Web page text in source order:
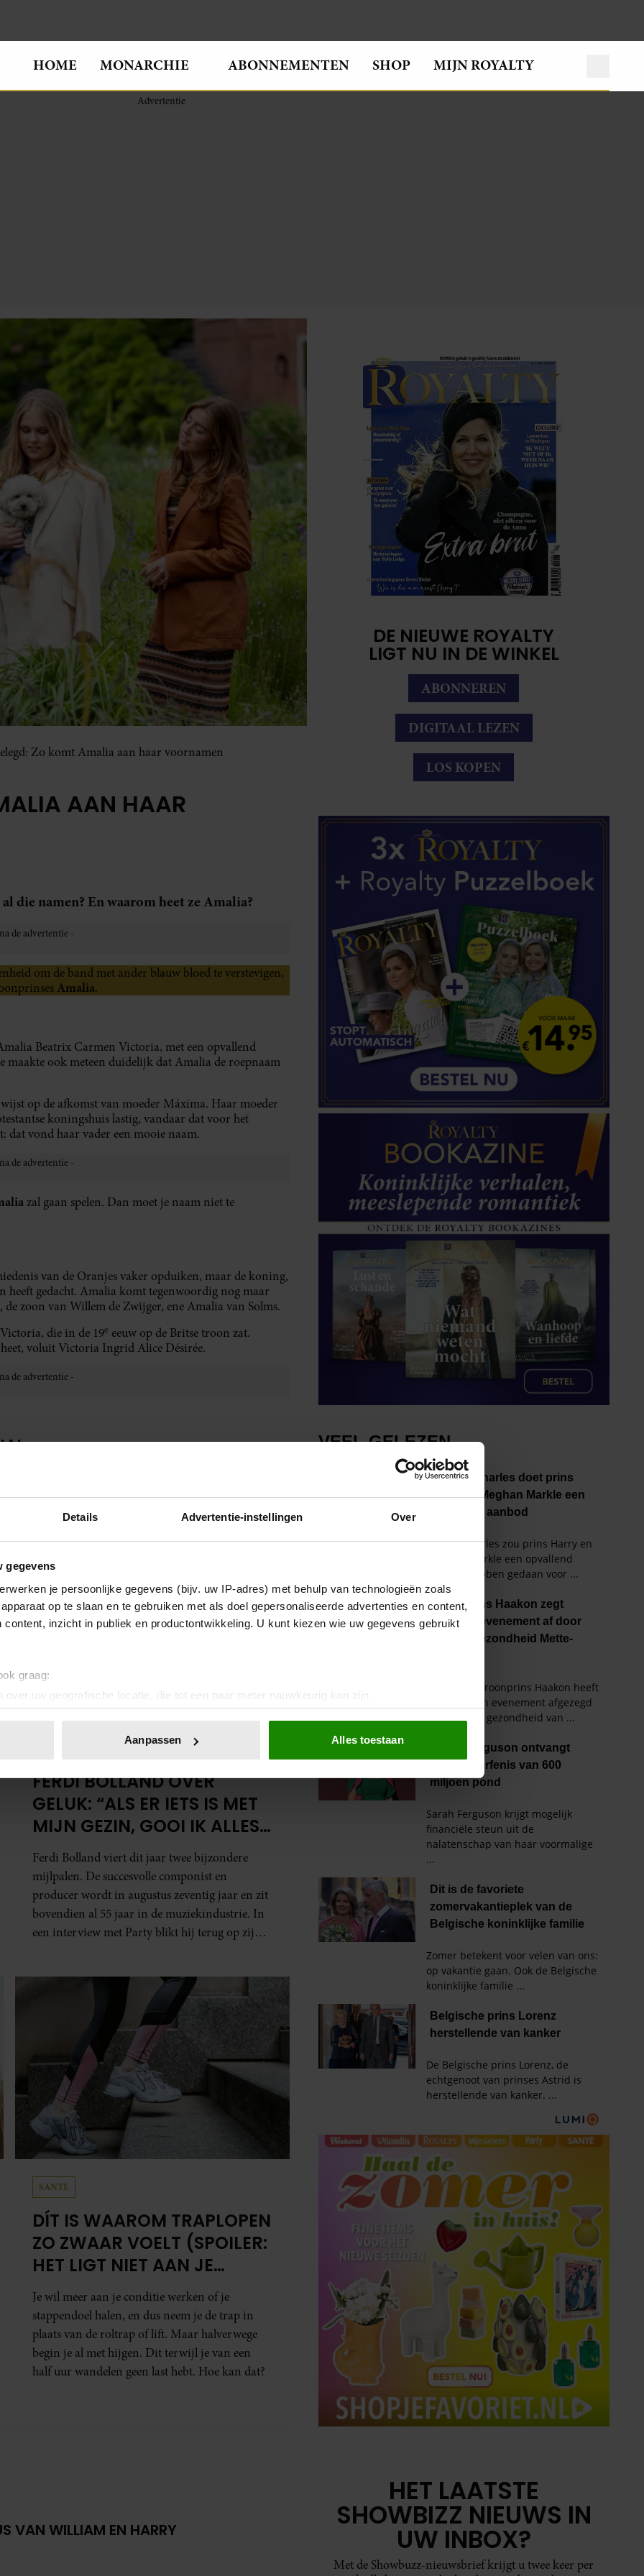
Details Advertentie-instellingen Over
gegevens
je persoonlijke gegevens (bijv. uw IP-adres) met behulp van technologieën zoals
op te slaan en te gebruiken met als doel gepersonaliseerde advertenties en content,
content, inzicht in publiek en productontwikkeling. U kunt kiezen wie uw gegevens gebruikt
graag:
over uw geografische locatie, die tot een paar meter nauwkeurig kan zijn
door het actief te scannen op specifieke eigenschappen (fingerprinting)
of intrekken in de Cookieverklaring.
en advertenties te personaliseren, om functies voor social media te bieden en om ons
Ook delen we informatie over uw gebruik van onze site met onze partners voor social
Deze partners kunnen deze gegevens combineren met andere informatie die u aan ze heeft
op basis van uw gebruik van hun services. U gaat akkoord met onze cookies als u
Aanpassen Alles toestaan
HOME MONARCHIE ABONNEMENTEN SHOP MIJN ROYALTY
Zo komt Amalia aan haar voornamen
AAN HAAR
die namen? En waarom heet ze Amalia?
om de band met ander blauw bloed te verstevigen,
Amalia.
Beatrix Carmen Victoria, met een opvallend
maakte ook meteen duidelijk dat Amalia de roepnaam
wijst op de afkomst van moeder Máxima. Haar moeder
koningshuis lastig, vandaar dat voor het
dat vond haar vader een mooie naam.
zal gaan spelen. Dan moet je naam niet te
van de Oranjes vaker opduiken, maar de koning,
heeft gedacht. Amalia komt tegenwoordig nog maar
zoon van Willem de Zwijger, ene Amalia van Solms.
die in de 19e eeuw op de Britse troon zat.
voluit Victoria Ingrid Alice Désirée.
FERDI BOLLAND OVER
GELUK: “ALS ER IETS IS MET
MIJN GEZIN, GOOI IK ALLES
UIT MIJN AGENDA”
Ferdi Bolland viert dit jaar twee bijzondere
mijlpalen. De succesvolle componist en
producer wordt in augustus zeventig jaar en zit
bovendien al 55 jaar in de muziekindustrie. In
een interview met Party blikt hij terug op zijn
tegenwoordig liggen: zijn gezin.
SANTE
DÍT IS WAAROM TRAPLOPEN
ZO ZWAAR VOELT (SPOILER:
HET LIGT NIET AAN JE
CONDITIE)
Je wil meer aan je conditie werken of je
stappendoel halen, en dus neem je de trap in
plaats van de roltrap of lift. Maar halverwege
begin je al met hijgen. Dit terwijl je van een
half uur wandelen geen last hebt. Hoe kan dat?
VAN WILLIAM EN HARRY
DE NIEUWE ROYALTY
LIGT NU IN DE WINKEL
ABONNEREN
DIGITAAL LEZEN
LOS KOPEN
HET LAATSTE
SHOWBIZZ NIEUWS IN
UW INBOX?
Met de Showbuzz-nieuwsbrief krijgt u twee keer per